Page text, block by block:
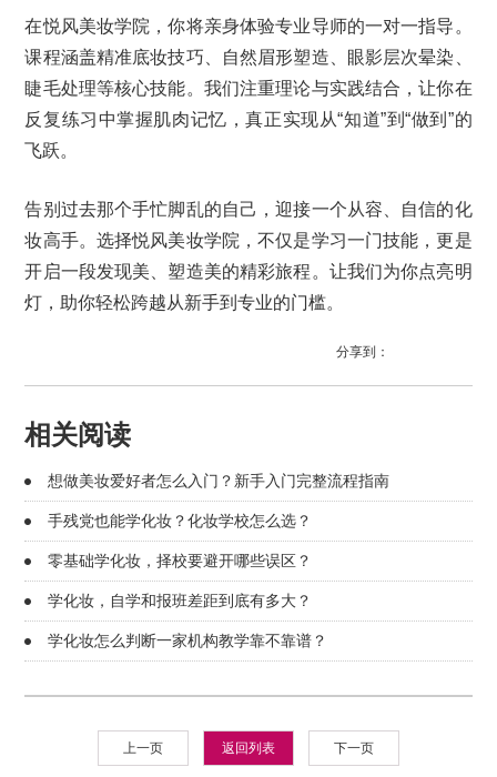
在悦风美妆学院，你将亲身体验专业导师的一对一指导。
课程涵盖精准底妆技巧、自然眉形塑造、眼影层次晕染、
睫毛处理等核心技能。我们注重理论与实践结合，让你在
反复练习中掌握肌肉记忆，真正实现从“知道”到“做到”的
飞跃。
告别过去那个手忙脚乱的自己，迎接一个从容、自信的化
妆高手。选择悦风美妆学院，不仅是学习一门技能，更是
开启一段发现美、塑造美的精彩旅程。让我们为你点亮明
灯，助你轻松跨越从新手到专业的门槛。
分享到：
相关阅读
想做美妆爱好者怎么入门？新手入门完整流程指南
手残党也能学化妆？化妆学校怎么选？
零基础学化妆，择校要避开哪些误区？
学化妆，自学和报班差距到底有多大？
学化妆怎么判断一家机构教学靠不靠谱？
上一页 返回列表 下一页